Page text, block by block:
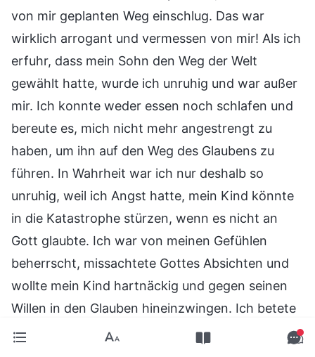
von mir geplanten Weg einschlug. Das war
wirklich arrogant und vermessen von mir! Als ich
erfuhr, dass mein Sohn den Weg der Welt
gewählt hatte, wurde ich unruhig und war außer
mir. Ich konnte weder essen noch schlafen und
bereute es, mich nicht mehr angestrengt zu
haben, um ihn auf den Weg des Glaubens zu
führen. In Wahrheit war ich nur deshalb so
unruhig, weil ich Angst hatte, mein Kind könnte
in die Katastrophe stürzen, wenn es nicht an
Gott glaubte. Ich war von meinen Gefühlen
beherrscht, missachtete Gottes Absichten und
wollte mein Kind hartnäckig und gegen seinen
Willen in den Glauben hineinzwingen. Ich betete
sogar unvernünftig zu Gott, Er möge mir helfen,